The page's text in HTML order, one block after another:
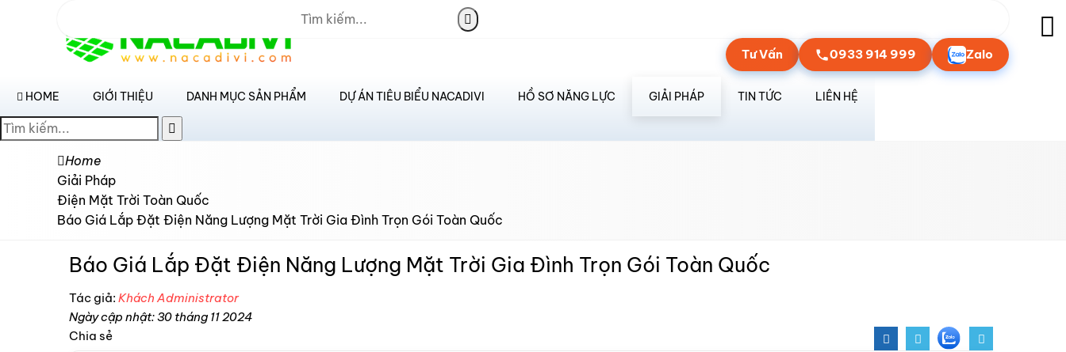
Tư Vấn 0933 914 999 Zalo
HOME GIỚI THIỆU DANH MỤC SẢN PHẨM DỰ ÁN TIÊU BIỂU NACADIVI HỒ SƠ NĂNG LỰC GIẢI PHÁP TIN TỨC LIÊN HỆ
Home
Giải Pháp
Điện Mặt Trời Toàn Quốc
Báo Giá Lắp Đặt Điện Năng Lượng Mặt Trời Gia Đình Trọn Gói Toàn Quốc
Báo Giá Lắp Đặt Điện Năng Lượng Mặt Trời Gia Đình Trọn Gói Toàn Quốc
Tác giả: Khách Administrator
Ngày cập nhật: 30 tháng 11 2024
Chia sẻ